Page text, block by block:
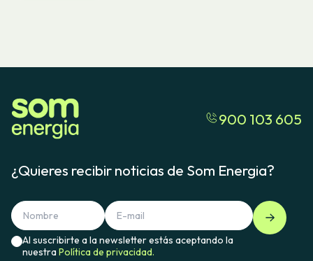
900 103 605
¿Quieres recibir noticias de Som Energia?
Al suscribirte a la newsletter estás aceptando la
nuestraPolítica de privacidad.